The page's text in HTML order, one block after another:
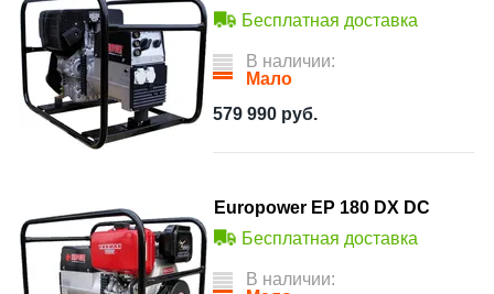
Бесплатная доставка
В наличии:
Мало
579 990 руб.
Europower EP 180 DX DC
Бесплатная доставка
В наличии: